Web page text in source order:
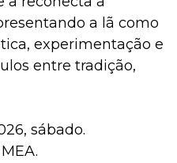
a lã como
experimentação e
entre tradição,
sábado.